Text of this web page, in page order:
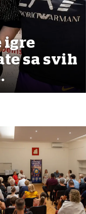
igre
sa svih